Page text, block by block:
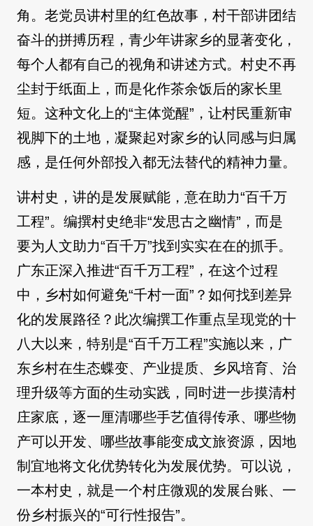
角。老党员讲村里的红色故事，村干部讲团结
奋斗的拼搏历程，青少年讲家乡的显著变化，
每个人都有自己的视角和讲述方式。村史不再
尘封于纸面上，而是化作茶余饭后的家长里
短。这种文化上的“主体觉醒”，让村民重新审
视脚下的土地，凝聚起对家乡的认同感与归属
感，是任何外部投入都无法替代的精神力量。
讲村史，讲的是发展赋能，意在助力“百千万
工程”。编撰村史绝非“发思古之幽情”，而是
要为人文助力“百千万”找到实实在在的抓手。
广东正深入推进“百千万工程”，在这个过程
中，乡村如何避免“千村一面”？如何找到差异
化的发展路径？此次编撰工作重点呈现党的十
八大以来，特别是“百千万工程”实施以来，广
东乡村在生态蝶变、产业提质、乡风培育、治
理升级等方面的生动实践，同时进一步摸清村
庄家底，逐一厘清哪些手艺值得传承、哪些物
产可以开发、哪些故事能变成文旅资源，因地
制宜地将文化优势转化为发展优势。可以说，
一本村史，就是一个村庄微观的发展台账、一
份乡村振兴的“可行性报告”。